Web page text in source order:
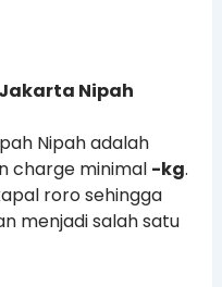
Jakarta Nipah
Nipah adalah
charge minimal -kg.
roro sehingga
menjadi salah satu